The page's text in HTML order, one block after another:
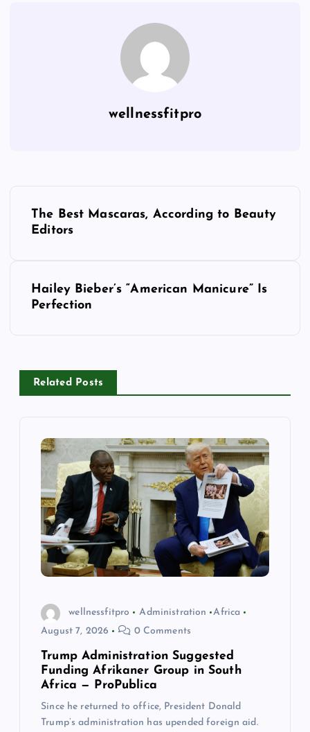
wellnessfitpro
a
v
The Best Mascaras, According to Beauty
Editors
Hailey Bieber’s “American Manicure” Is
Perfection
Related Posts
wellnessfitpro Administration
Africa
August 7, 2026
0 Comments
Trump Administration Suggested
Funding Afrikaner Group in South
Africa — ProPublica
Since he returned to office, President Donald
Trump’s administration has upended foreign aid.